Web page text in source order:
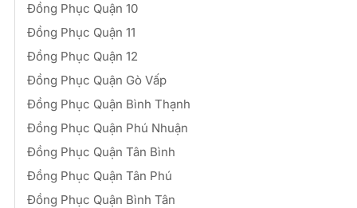
Đồng Phục Quận 10
Đồng Phục Quận 11
Đồng Phục Quận 12
Đồng Phục Quận Gò Vấp
Đồng Phục Quận Bình Thạnh
Đồng Phục Quận Phú Nhuận
Đồng Phục Quận Tân Bình
Đồng Phục Quận Tân Phú
Đồng Phục Quận Bình Tân